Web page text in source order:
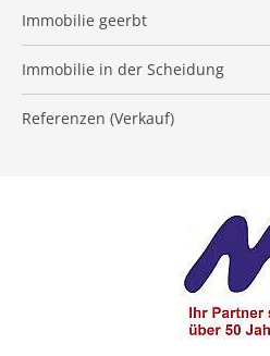
Immobilie geerbt
Immobilie in der Scheidung
Referenzen (Verkauf)